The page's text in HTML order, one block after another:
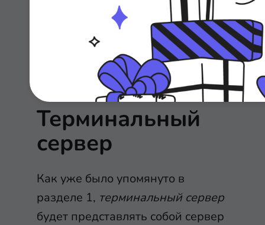
Далее рассмотрим подробнее
облачные решения для
необходимых нам серверных
Терминальный
сервер
Как уже было упомянуто в
разделе 1, терминальный сервер
будет представлять собой сервер